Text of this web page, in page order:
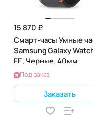
15 870 ₽
Смарт-часы Умные
Samsung Galaxy
FE, Черные, 40мм
Под заказ
Заказать